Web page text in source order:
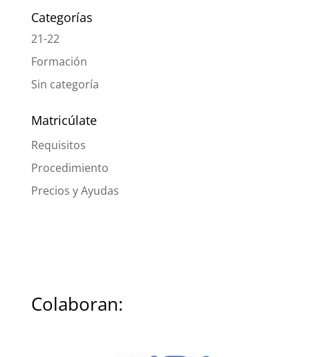
Categorías
21-22
Formación
Sin categoría
Matricúlate
Requisitos
Procedimiento
Precios y Ayudas
Colaboran: